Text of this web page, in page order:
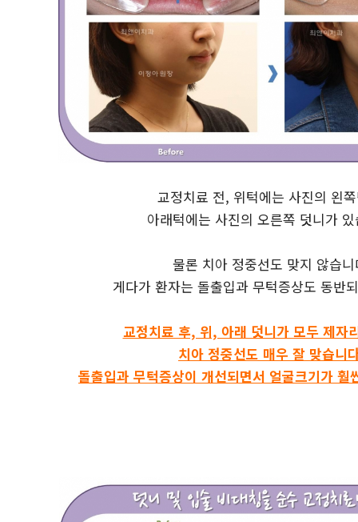
교정치료 전, 위턱에는 사진의 왼
아래턱에는 사진의 오른쪽 덧니가
물론 치아 정중선도 맞지 않습
게다가 환자는 돌출입과 무턱증상도 동반
교정치료 후, 위, 아래 덧니가 모두 제자
치아 정중선도 매우 잘 맞습니
돌출입과 무턱증상이 개선되면서 얼굴크기가 훨